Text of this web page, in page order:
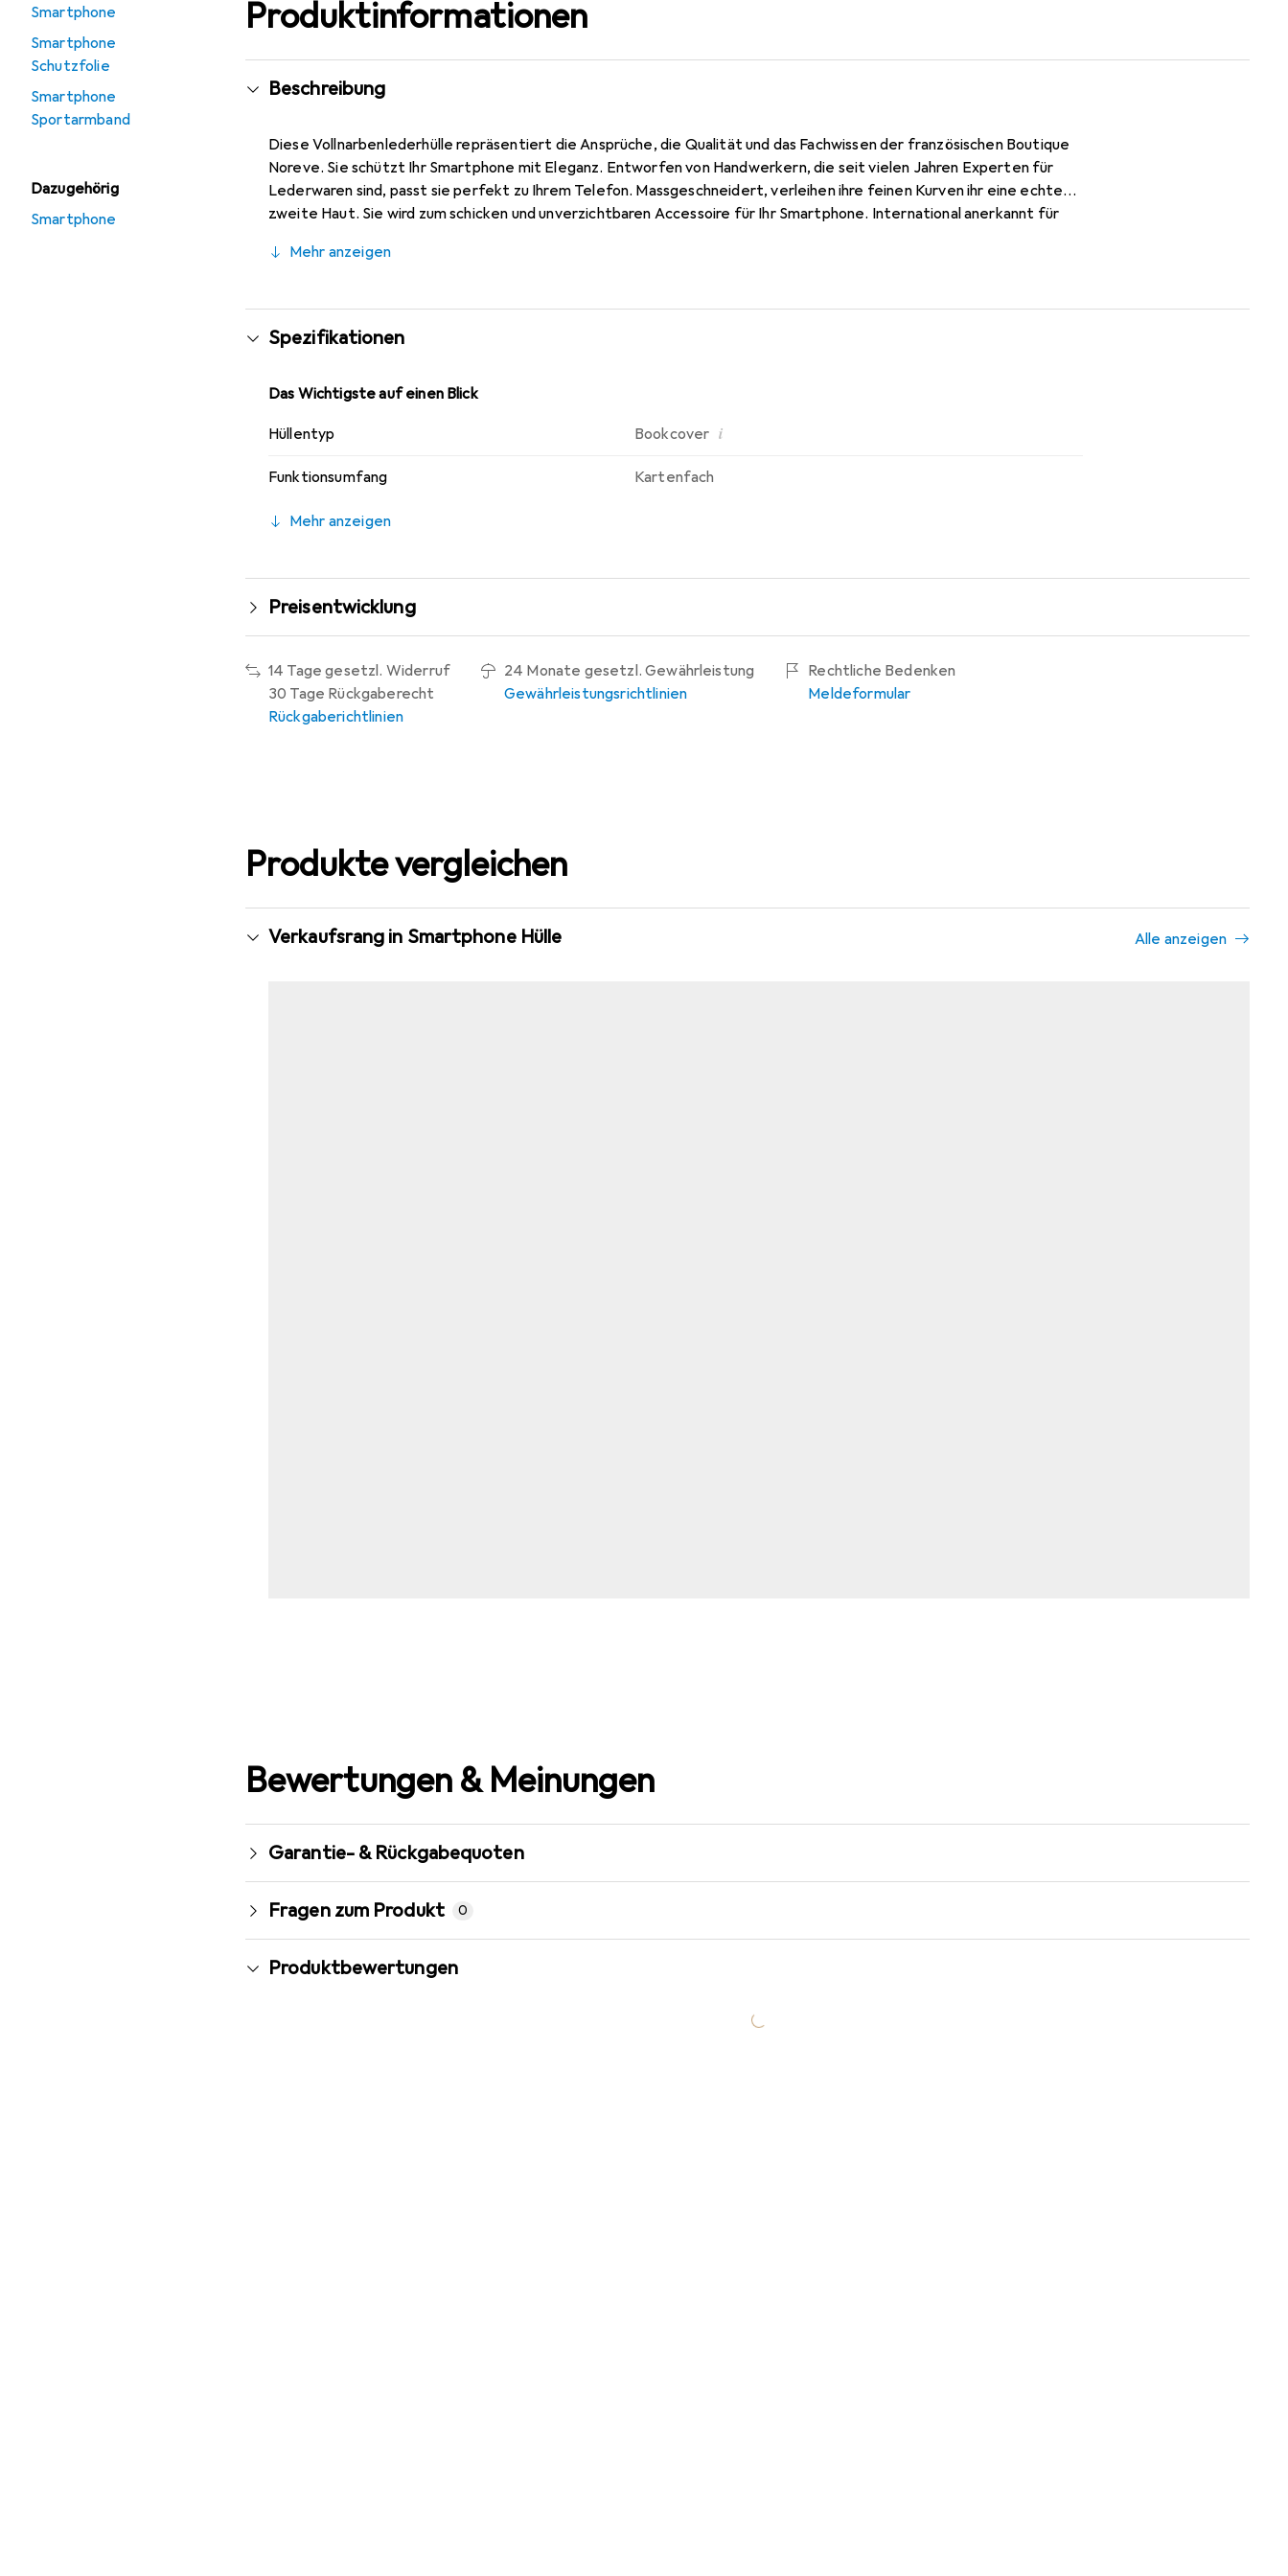
Smartphone
Smartphone
Schutzfolie
Smartphone
Sportarmband
Dazugehörig
Smartphone
Produktinformationen
Beschreibung
Diese Vollnarbenlederhülle repräsentiert die Ansprüche, die Qualität und das Fachwissen der französischen Boutique
Noreve. Sie schützt Ihr Smartphone mit Eleganz. Entworfen von Handwerkern, die seit vielen Jahren Experten für
Lederwaren sind, passt sie perfekt zu Ihrem Telefon. Massgeschneidert, verleihen ihre feinen Kurven ihr eine echte
zweite Haut. Sie wird zum schicken und unverzichtbaren Accessoire für Ihr Smartphone. International anerkannt für
Mehr anzeigen
Spezifikationen
Das Wichtigste auf einen Blick
Hüllentyp Bookcover i
Funktionsumfang Kartenfach
Mehr anzeigen
Preisentwicklung
14 Tage gesetzl. Widerruf
30 Tage Rückgaberecht
Rückgaberichtlinien
24 Monate gesetzl. Gewährleistung
Gewährleistungsrichtlinien
Rechtliche Bedenken
Meldeformular
Produkte vergleichen
Verkaufsrang in Smartphone Hülle Alle anzeigen
Bewertungen & Meinungen
Garantie- & Rückgabequoten
Fragen zum Produkt 0
Produktbewertungen